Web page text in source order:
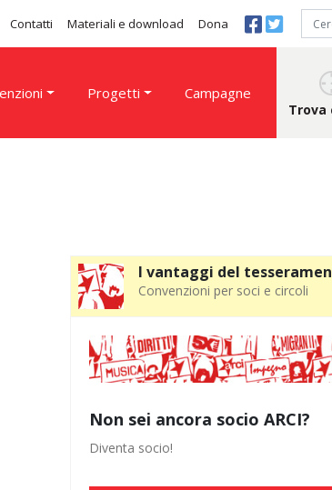
Contatti Materiali e download Dona
Progetti Campagne
Trova
I vantaggi del
Convenzioni per soci e circoli
Non sei ancora socio ARCI?
Diventa socio!